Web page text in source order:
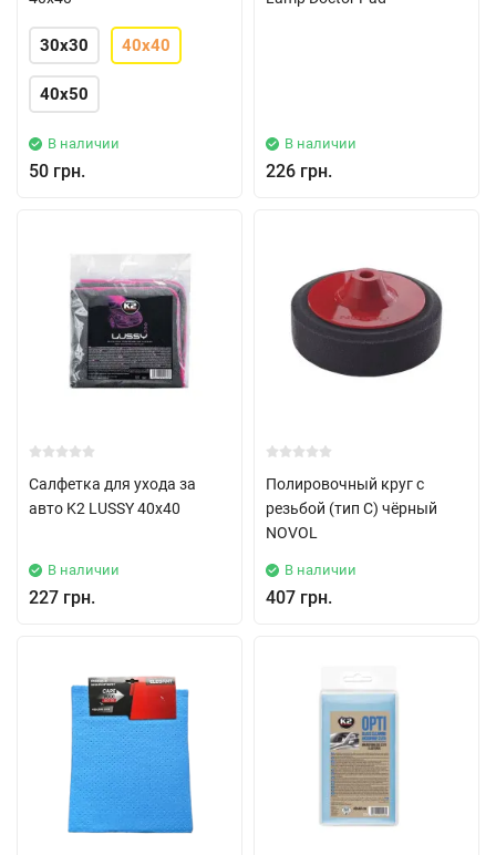
30x30 40x40
40x50
В наличии
50 грн.
В наличии
226 грн.
Салфетка для ухода за
авто K2 LUSSY 40х40
В наличии
227 грн.
Полировочный круг с
резьбой (тип C) чёрный
NOVOL
В наличии
407 грн.